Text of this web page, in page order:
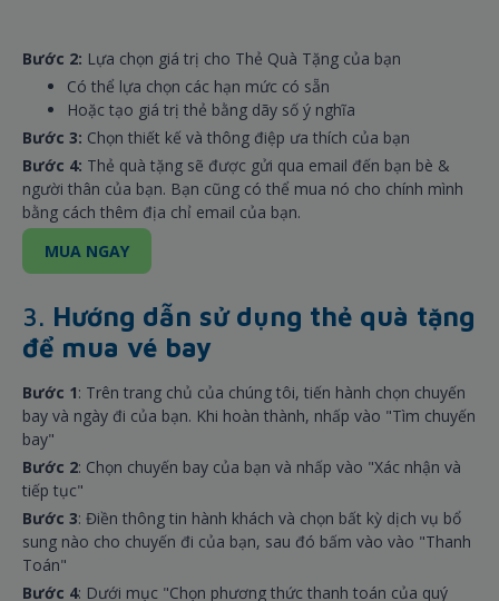
Bước 2: Lựa chọn giá trị cho Thẻ Quà Tặng của bạn
Có thể lựa chọn các hạn mức có sẵn
Hoặc tạo giá trị thẻ bằng dãy số ý nghĩa
Bước 3: Chọn thiết kế và thông điệp ưa thích của bạn
Bước 4: Thẻ quà tặng sẽ được gửi qua email đến bạn bè &
người thân của bạn. Bạn cũng có thể mua nó cho chính mình
bằng cách thêm địa chỉ email của bạn.
MUA NGAY
3. Hướng dẫn sử dụng thẻ quà tặng
để mua vé bay
Bước 1: Trên trang chủ của chúng tôi, tiến hành chọn chuyến
bay và ngày đi của bạn. Khi hoàn thành, nhấp vào "Tìm chuyến
bay"
Bước 2: Chọn chuyến bay của bạn và nhấp vào "Xác nhận và
tiếp tục"
Bước 3: Điền thông tin hành khách và chọn bất kỳ dịch vụ bổ
sung nào cho chuyến đi của bạn, sau đó bấm vào vào "Thanh
Toán"
Bước 4: Dưới mục "Chọn phương thức thanh toán của quý